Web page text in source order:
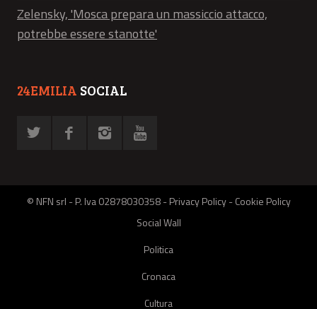
Zelensky, 'Mosca prepara un massiccio attacco,
potrebbe essere stanotte'
24EMILIA SOCIAL
© NFN srl - P. Iva 02878030358 -Privacy Policy-Cookie Policy
Social Wall
Politica
Cronaca
Cultura